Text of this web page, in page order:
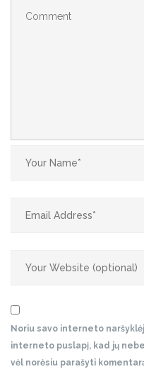
Noriu savo interneto
interneto puslapį, kad jų
vėl norėsiu parašyti